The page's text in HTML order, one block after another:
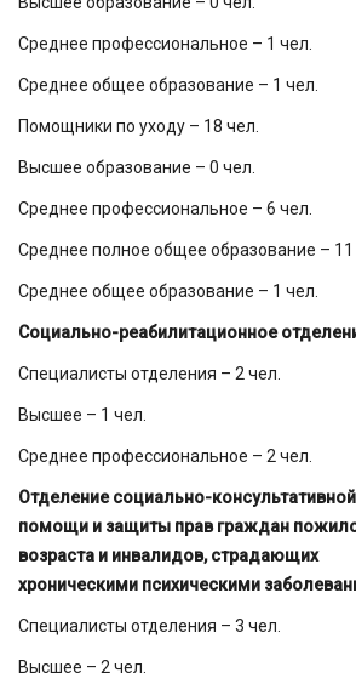
Среднее профессиональное – 1 чел.
Среднее общее образование – 1 чел.
Помощники по уходу – 18 чел.
Высшее образование – 0 чел.
Среднее профессиональное – 6 чел.
Среднее полное общее образование – 11
Среднее общее образование – 1 чел.
Социально-реабилитационное
Специалисты отделения – 2 чел.
Высшее – 1 чел.
Среднее профессиональное – 2 чел.
Отделение социально-консультативной
помощи и защиты прав граждан
возраста и инвалидов, страдающих
хроническими психическими
Специалисты отделения – 3 чел.
Высшее – 2 чел.